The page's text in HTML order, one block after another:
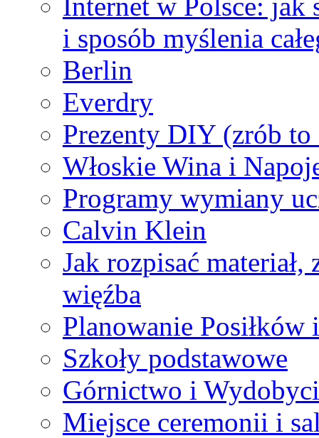
i sposób myślenia
Berlin
Everdry
Prezenty DIY (zrób to
Włoskie Wina i
Programy wymiany
Calvin Klein
Jak rozpisać
więźba
Planowanie Posiłków
Szkoły podstawowe
Górnictwo i
Miejsce ceremonii i